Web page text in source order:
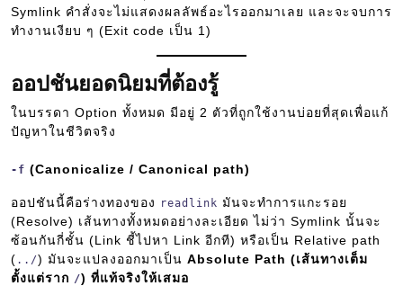
Symlink คำสั่งจะไม่แสดงผลลัพธ์อะไรออกมาเลย และจะจบการ
ทำงานเงียบ ๆ (Exit code เป็น 1)
ออปชันยอดนิยมที่ต้องรู้
ในบรรดา Option ทั้งหมด มีอยู่ 2 ตัวที่ถูกใช้งานบ่อยที่สุดเพื่อแก้
ปัญหาในชีวิตจริง
-f (Canonicalize / Canonical path)
ออปชันนี้คือร่างทองของ readlink มันจะทำการแกะรอย
(Resolve) เส้นทางทั้งหมดอย่างละเอียด ไม่ว่า Symlink นั้นจะ
ซ้อนกันกี่ชั้น (Link ชี้ไปหา Link อีกที) หรือเป็น Relative path
( ../) มันจะแปลงออกมาเป็น Absolute Path (เส้นทางเต็ม
ตั้งแต่ราก /) ที่แท้จริงให้เสมอ